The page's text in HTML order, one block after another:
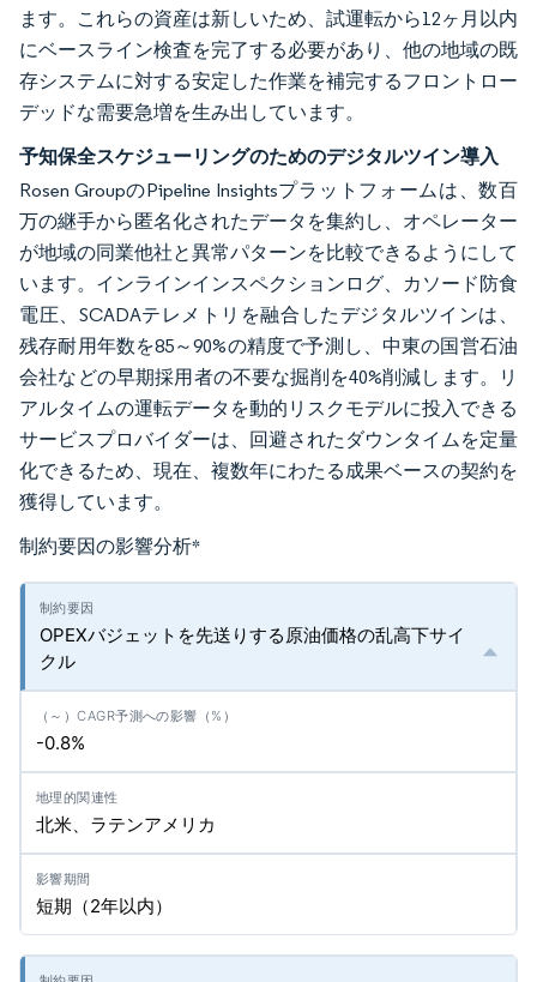
ます。これらの資産は新しいため、試運転から12ヶ月以内
にベースライン検査を完了する必要があり、他の地域の既
存システムに対する安定した作業を補完するフロントロー
デッドな需要急増を生み出しています。
予知保全スケジューリングのためのデジタルツイン導入
Rosen GroupのPipeline Insightsプラットフォームは、数百
万の継手から匿名化されたデータを集約し、オペレーター
が地域の同業他社と異常パターンを比較できるようにして
います。インラインインスペクションログ、カソード防食
電圧、SCADAテレメトリを融合したデジタルツインは、
残存耐用年数を85～90%の精度で予測し、中東の国営石油
会社などの早期採用者の不要な掘削を40%削減します。リ
アルタイムの運転データを動的リスクモデルに投入できる
サービスプロバイダーは、回避されたダウンタイムを定量
化できるため、現在、複数年にわたる成果ベースの契約を
獲得しています。
制約要因の影響分析*
OPEXバジェットを先送りする原油価格の乱高下サイ
クル
-0.8%
北米、ラテンアメリカ
短期（2年以内）